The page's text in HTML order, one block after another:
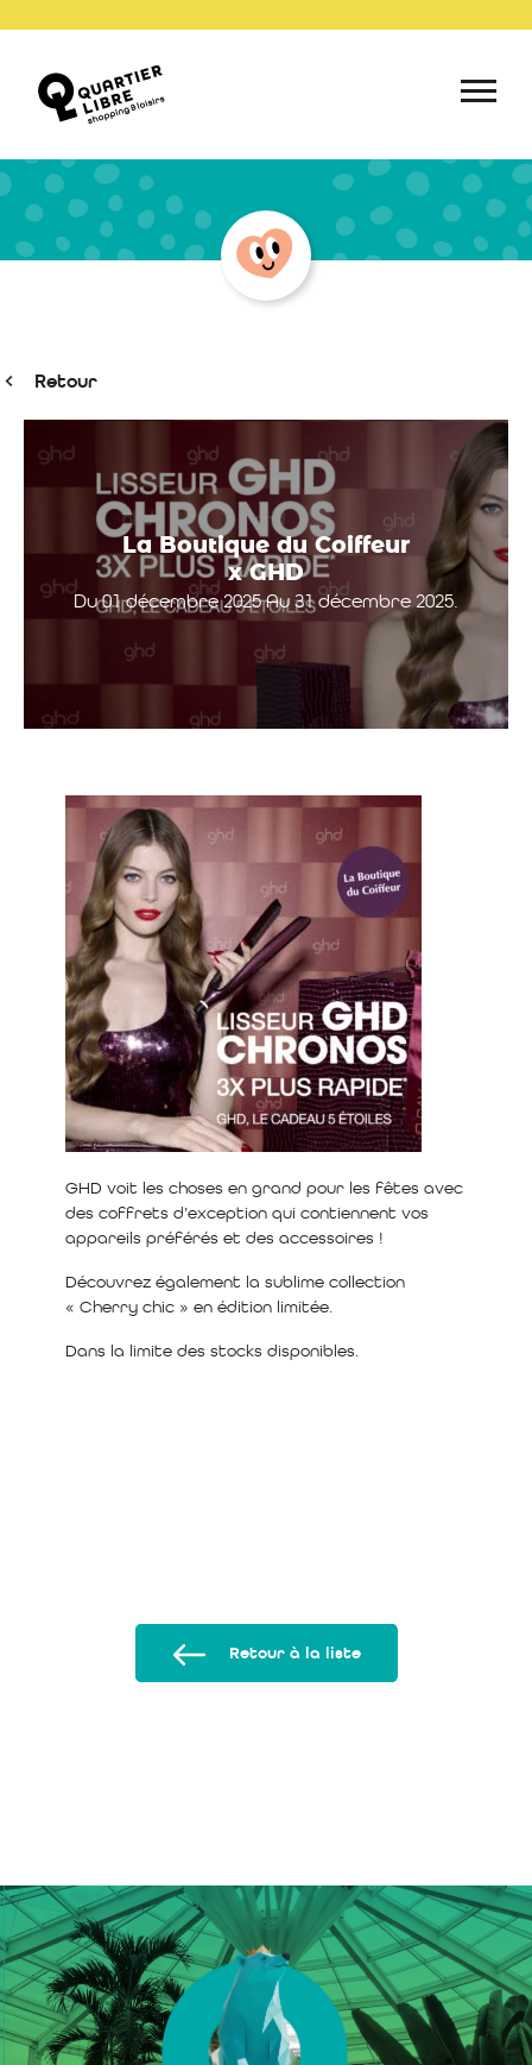
Retour
La Boutique du Coiffeur
x GHD
Du 01 décembre 2025 Au 31 décembre 2025.
GHD voit les choses en grand pour les fêtes avec
des coffrets d’exception qui contiennent vos
appareils préférés et des accessoires !
Découvrez également la sublime collection
« Cherry chic » en édition limitée.
Dans la limite des stocks disponibles.
Retour à la liste